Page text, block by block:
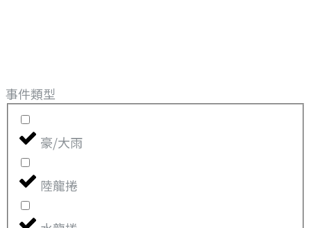
事件類型
豪/大雨
陸龍捲